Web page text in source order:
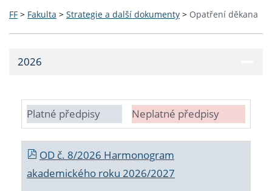
FF > Fakulta > Strategie a další dokumenty > Opatření děkana
2026
Platné předpisy Neplatné předpisy
OD č. 8/2026 Harmonogram
akademického roku 2026/2027